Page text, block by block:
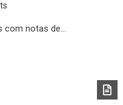
com notas de…